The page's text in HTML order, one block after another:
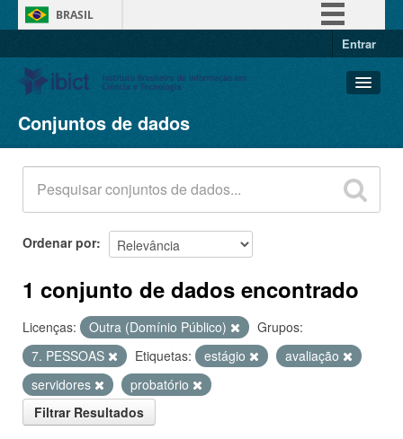
BRASIL
Entrar
Conjuntos de dados
Organizações
Grupos
Sobre
Conjuntos de dados
Ordenar por
1 conjunto de dados encontrado
Licenças: Outra (Domínio Público)
Grupos:
7. PESSOAS
Etiquetas: estágio
avaliação
servidores
probatório
Filtrar Resultados